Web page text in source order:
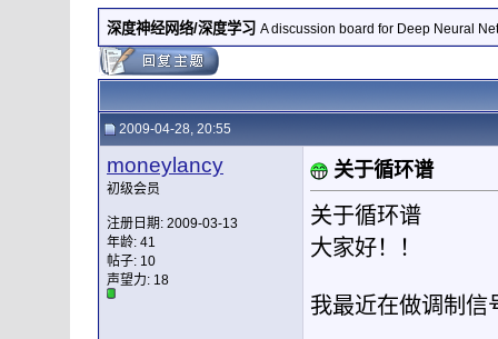
深度神经网络/深度学习 A discussion board for Deep Neural
2009-04-28, 20:55
moneylancy
初级会员
注册日期: 2009-03-13
年龄: 41
帖子: 10
声望力: 18
关于循环谱
关于循环谱
大家好！！
我最近在做调制信